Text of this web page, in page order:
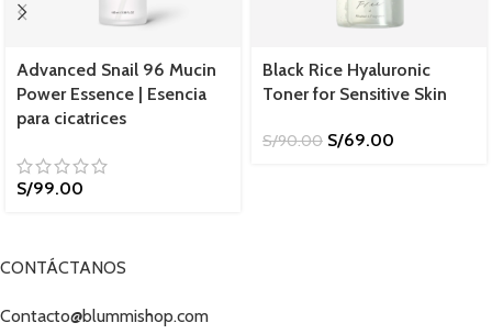
Advanced Snail 96 Mucin
Power Essence | Esencia
para cicatrices
S/99.00
Black Rice Hyaluronic
Toner for Sensitive Skin
S/90.00 S/69.00
CONTÁCTANOS
Contacto@blummishop.com